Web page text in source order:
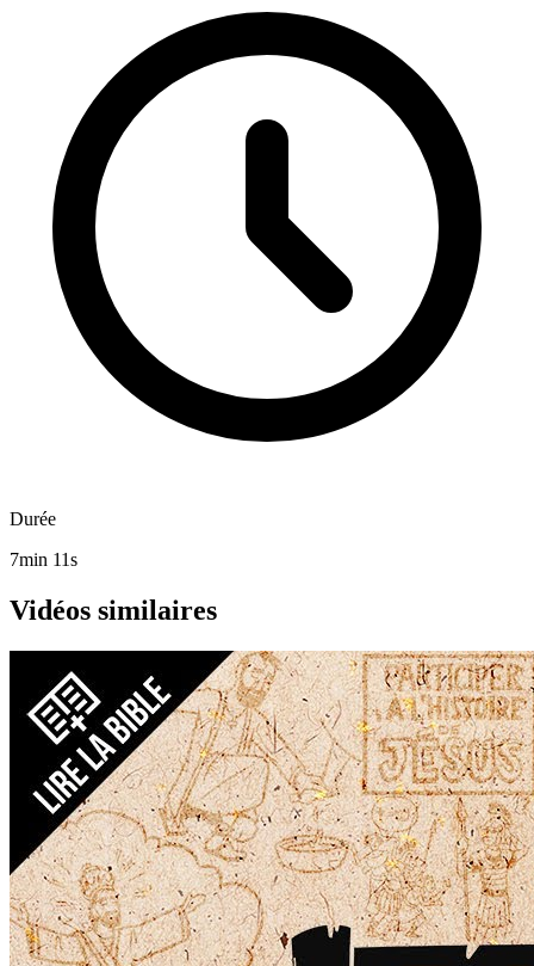
Durée
7min 11s
Vidéos similaires